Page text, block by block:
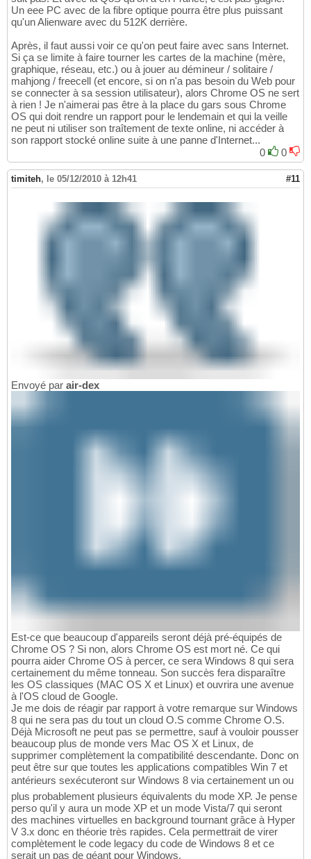
Un eee PC avec de la fibre optique pourra être plus puissant
qu'un Alienware avec du 512K derrière.
Après, il faut aussi voir ce qu'on peut faire avec sans Internet.
Si ça se limite à faire tourner les cartes de la machine (mère,
graphique, réseau, etc.) ou à jouer au démineur / solitaire /
mahjong / freecell (et encore, si on n'a pas besoin du Web pour
se connecter à sa session utilisateur), alors Chrome OS ne sert
à rien ! Je n'aimerai pas être à la place du gars sous Chrome
OS qui doit rendre un rapport pour le lendemain et qui la veille
ne peut ni utiliser son traîtement de texte online, ni accéder à
son rapport stocké online suite à une panne d'Internet...
0
0
timiteh, le 05/12/2010 à 12h41 #11
Envoyé par air-dex
Est-ce que beaucoup d'appareils seront déjà pré-équipés de
Chrome OS ? Si non, alors Chrome OS est mort né. Ce qui
pourra aider Chrome OS à percer, ce sera Windows 8 qui sera
certainement du même tonneau. Son succès fera disparaître
les OS classiques (MAC OS X et Linux) et ouvrira une avenue
à l'OS cloud de Google.
Je me dois de réagir par rapport à votre remarque sur Windows
8 qui ne sera pas du tout un cloud O.S comme Chrome O.S.
Déjà Microsoft ne peut pas se permettre, sauf à vouloir pousser
beaucoup plus de monde vers Mac OS X et Linux, de
supprimer complètement la compatibilité descendante. Donc on
peut être sur que toutes les applications compatibles Win 7 et
antérieurs sexécuteront sur Windows 8 via certainement un ou
plus probablement plusieurs équivalents du mode XP. Je pense
perso qu'il y aura un mode XP et un mode Vista/7 qui seront
des machines virtuelles en background tournant grâce à Hyper
V 3.x donc en théorie très rapides. Cela permettrait de virer
complètement le code legacy du code de Windows 8 et ce
serait un pas de géant pour Windows.